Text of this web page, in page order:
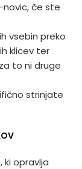
novic, če ste
vsebin preko
klicev ter
to ni druge
strinjate
ki opravlja